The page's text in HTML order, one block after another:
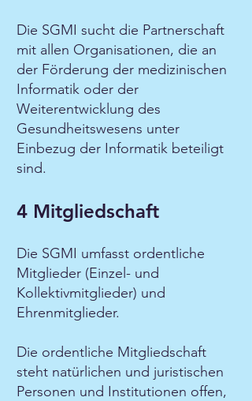
Die SGMI sucht die Partnerschaft
mit allen Organisationen, die an
der Förderung der medizinischen
Informatik oder der
Weiterentwicklung des
Gesundheitswesens unter
Einbezug der Informatik beteiligt
sind.
4 Mitgliedschaft
Die SGMI umfasst ordentliche
Mitglieder (Einzel- und
Kollektivmitglieder) und
Ehrenmitglieder.
Die ordentliche Mitgliedschaft
steht natürlichen und juristischen
Personen und Institutionen offen,